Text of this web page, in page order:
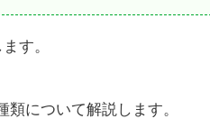
す。
について解説します。